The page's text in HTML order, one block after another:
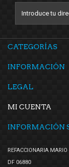
CATEGORÍAS
INFORMACIÓN
LEGAL
MI CUENTA
INFORMACIÓN
REFACCIONARIA
DF 06880